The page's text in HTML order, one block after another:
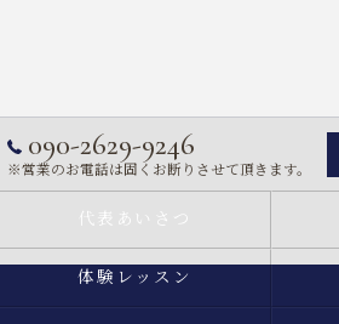
090-2629-9246
※営業のお電話は固くお断りさせて頂きます。
代表あいさつ
体験レッスン